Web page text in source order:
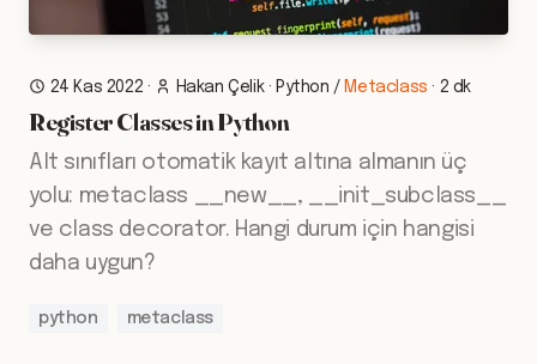
24 Kas 2022 · Hakan Çelik· Python / Metaclass · 2 dk
Register Classes in Python
Alt sınıfları otomatik kayıt altına almanın üç
yolu: metaclass __new__, __init_subclass__
ve class decorator. Hangi durum için hangisi
daha uygun?
python metaclass